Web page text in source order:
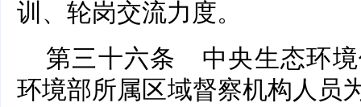
训、轮岗交流力度。
第三十六条 中央生态环境
环境部所属区域督察机构人员